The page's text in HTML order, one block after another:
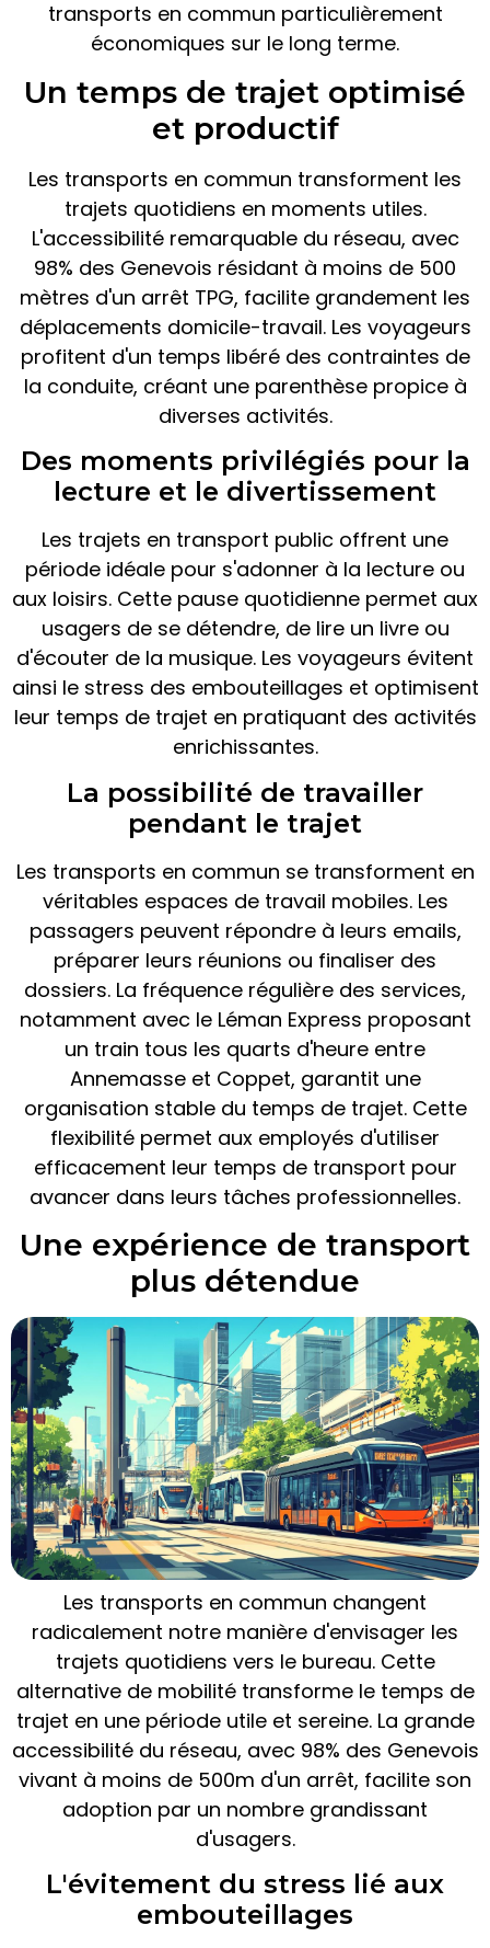
transports en commun particulièrement
économiques sur le long terme.
Un temps de trajet optimisé
et productif
Les transports en commun transforment les
trajets quotidiens en moments utiles.
L'accessibilité remarquable du réseau, avec
98% des Genevois résidant à moins de 500
mètres d'un arrêt TPG, facilite grandement les
déplacements domicile-travail. Les voyageurs
profitent d'un temps libéré des contraintes de
la conduite, créant une parenthèse propice à
diverses activités.
Des moments privilégiés pour la
lecture et le divertissement
Les trajets en transport public offrent une
période idéale pour s'adonner à la lecture ou
aux loisirs. Cette pause quotidienne permet aux
usagers de se détendre, de lire un livre ou
d'écouter de la musique. Les voyageurs évitent
ainsi le stress des embouteillages et optimisent
leur temps de trajet en pratiquant des activités
enrichissantes.
La possibilité de travailler
pendant le trajet
Les transports en commun se transforment en
véritables espaces de travail mobiles. Les
passagers peuvent répondre à leurs emails,
préparer leurs réunions ou finaliser des
dossiers. La fréquence régulière des services,
notamment avec le Léman Express proposant
un train tous les quarts d'heure entre
Annemasse et Coppet, garantit une
organisation stable du temps de trajet. Cette
flexibilité permet aux employés d'utiliser
efficacement leur temps de transport pour
avancer dans leurs tâches professionnelles.
Une expérience de transport
plus détendue
Les transports en commun changent
radicalement notre manière d'envisager les
trajets quotidiens vers le bureau. Cette
alternative de mobilité transforme le temps de
trajet en une période utile et sereine. La grande
accessibilité du réseau, avec 98% des Genevois
vivant à moins de 500m d'un arrêt, facilite son
adoption par un nombre grandissant
d'usagers.
L'évitement du stress lié aux
embouteillages